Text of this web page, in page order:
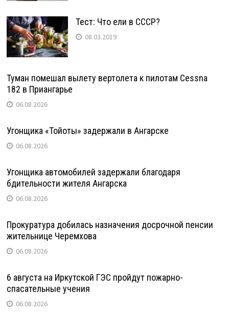
Тест: Что ели в СССР?
08.03.2019
Туман помешал вылету вертолета к пилотам Cessna
182 в Приангарье
06.08.2026
Угонщика «Тойоты» задержали в Ангарске
06.08.2026
Угонщика автомобилей задержали благодаря
бдительности жителя Ангарска
06.08.2026
Прокуратура добилась назначения досрочной пенсии
жительнице Черемхова
06.08.2026
6 августа на Иркутской ГЭС пройдут пожарно-
спасательные учения
06.08.2026